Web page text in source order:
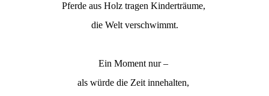
Pferde aus Holz tragen Kinderträume,
die Welt verschwimmt.
Ein Moment nur –
als würde die Zeit innehalten,